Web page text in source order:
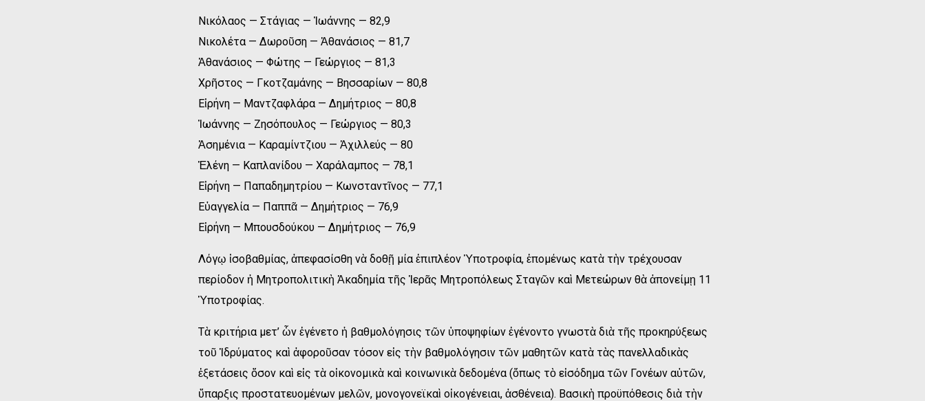
Νικόλαος — Στάγιας — Ἰωάννης — 82,9
Νικολέτα — Δωροῦση — Ἀθανάσιος — 81,7
Ἀθανάσιος — Φώτης — Γεώργιος — 81,3
Χρῆστος — Γκοτζαμάνης — Βησσαρίων — 80,8
Εἰρήνη — Μαντζαφλάρα — Δημήτριος — 80,8
Ἰωάννης — Ζησόπουλος — Γεώργιος — 80,3
Ἀσημένια — Καραμίντζιου — Ἀχιλλεύς — 80
Ἑλένη — Καπλανίδου — Χαράλαμπος — 78,1
Εἰρήνη — Παπαδημητρίου — Κωνσταντῖνος — 77,1
Εὐαγγελία — Παππᾶ — Δημήτριος — 76,9
Εἰρήνη — Μπουσδούκου — Δημήτριος — 76,9
Λόγῳ ἰσοβαθμίας, ἀπεφασίσθη νὰ δοθῇ μία ἐπιπλέον Ὑποτροφία, ἐπομένως κατὰ τὴν τρέχουσαν
περίοδον ἡ Μητροπολιτικὴ Ἀκαδημία τῆς Ἱερᾶς Μητροπόλεως Σταγῶν καὶ Μετεώρων θὰ ἀπονείμῃ 11
Ὑποτροφίας.
Τὰ κριτήρια μετ’ ὧν ἐγένετο ἡ βαθμολόγησις τῶν ὑποψηφίων ἐγένοντο γνωστὰ διὰ τῆς προκηρύξεως
τοῦ Ἱδρύματος καὶ ἀφοροῦσαν τόσον εἰς τὴν βαθμολόγησιν τῶν μαθητῶν κατὰ τὰς πανελλαδικὰς
ἐξετάσεις ὅσον καὶ εἰς τὰ οἰκονομικὰ καὶ κοινωνικὰ δεδομένα (ὅπως τὸ εἰσόδημα τῶν Γονέων αὐτῶν,
ὕπαρξις προστατευομένων μελῶν, μονογονεϊκαὶ οἰκογένειαι, ἀσθένεια). Βασικὴ προϋπόθεσις διὰ τὴν